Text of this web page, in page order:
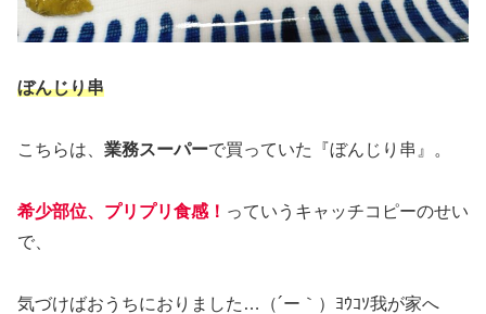
ぼんじり串
こちらは、 業務スーパーで買っていた『ぼんじり串』。
希少部位、プリプリ食感！ っていうキャッチコピーのせい
で、
気づけばおうちにおりました…（´ー｀）ﾖｳｺｿ我が家へ